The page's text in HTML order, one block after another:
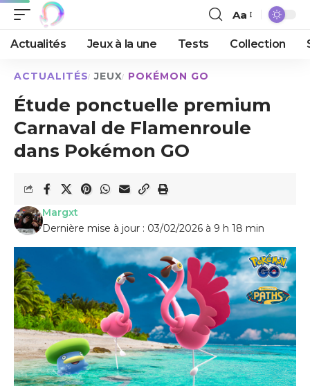
Aa
Actualités Jeux à la une Tests Collection
ACTUALITÉS JEUX POKÉMON GO
Étude ponctuelle premium
Carnaval de Flamenroule
dans Pokémon GO
Dernière mise à jour : 03/02/2026 à 9 h 18 min
Margxt